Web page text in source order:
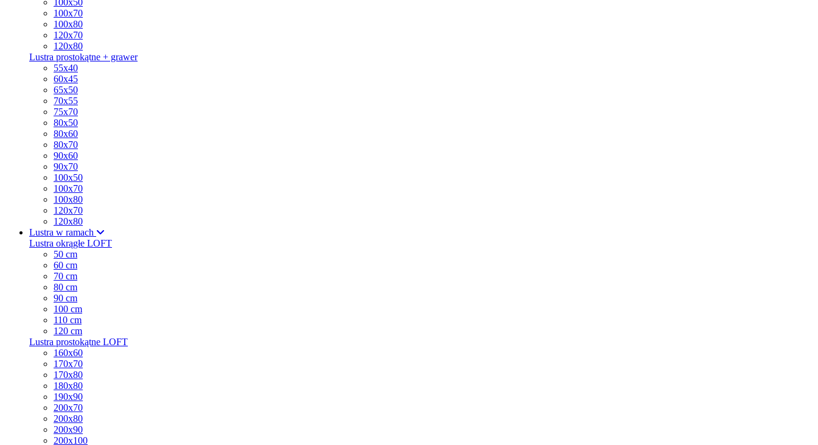
100x50
100x70
100x80
120x70
120x80
Lustra prostokątne + grawer
55x40
60x45
65x50
70x55
75x70
80x50
80x60
80x70
90x60
90x70
100x50
100x70
100x80
120x70
120x80
Lustra w ramach
Lustra okrągłe LOFT
50 cm
60 cm
70 cm
80 cm
90 cm
100 cm
110 cm
120 cm
Lustra prostokątne LOFT
160x60
170x70
170x80
180x80
190x90
200x70
200x80
200x90
200x100